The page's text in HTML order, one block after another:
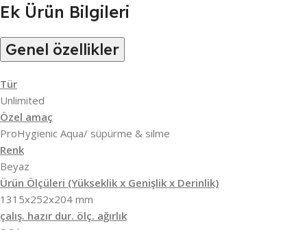
Ek Ürün Bilgileri
Genel özellikler
Tür
Unlimited
Özel amaç
ProHygienic Aqua/ süpürme & silme
Renk
Beyaz
Ürün Ölçüleri (Yükseklik x Genişlik x Derinlik)
1315x252x204 mm
çalış. hazır dur. ölç. ağırlık